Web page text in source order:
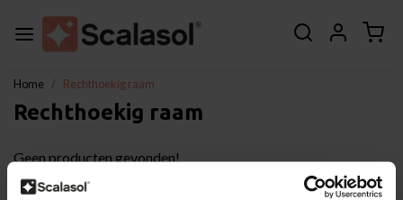
Home Rechthoekig raam
Rechthoekig raam
Geen producten gevonden!